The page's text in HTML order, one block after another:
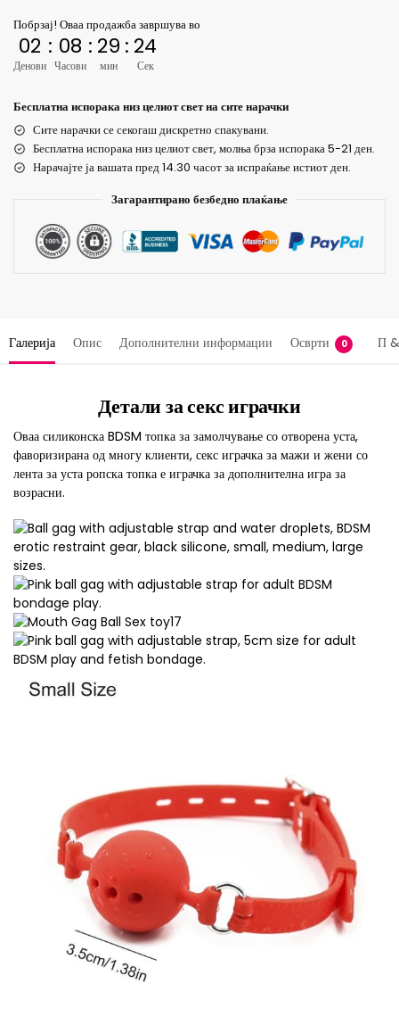
Побрзај! Оваа продажба завршува во
02
Денови
: 08
Часови
: 29
мин
: 24
Сек
Бесплатна испорака низ целиот свет на сите нарачки
Сите нарачки се секогаш дискретно спакувани.
Бесплатна испорака низ целиот свет, молња брза испорака 5-21 ден.
Нарачајте ја вашата пред 14.30 часот за испраќање истиот ден.
Загарантирано безбедно плаќање
Галерија Опис Дополнителни информации Осврти 0 П
Детали за секс играчки
Оваа силиконска BDSM топка за замолчување со отворена уста,
фаворизирана од многу клиенти, секс играчка за мажи и жени со
лента за уста ропска топка е играчка за дополнителна игра за
возрасни.